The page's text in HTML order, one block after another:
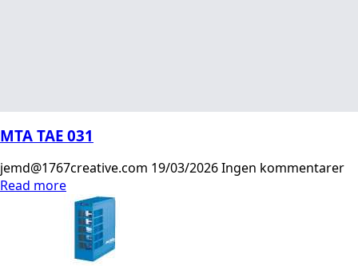
MTA TAE 031
jemd@1767creative.com 19/03/2026Ingen kommentarer
Read more